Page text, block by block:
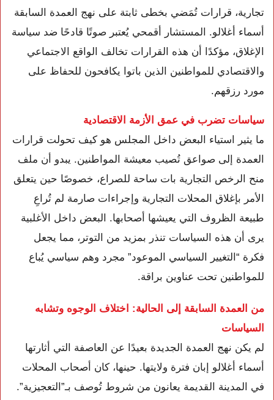
تجارية، قرارات تُمَضي بخطى ثابتة على نهج العمدة السابقة
أسماء أغلالو. المستشار أقمحي يُعتبر صوتًا قادحًا ضد سياسة
الإغلاق، مؤكدًا أن هذه القرارات تخالف الواقع الاجتماعي
والاقتصادي للمواطنين الذين باتوا يكافحون للحفاظ على
مورد رزقهم.
سياسات تضرب في عمق الأزمة الاقتصادية
ما يثير استياء البعض داخل المجلس هو كيف تحولت قرارات
العمدة إلى صواعق تُصيب معيشة المواطنين. يبدو أن ملف
منح الرخص التجارية بات ساحة للصراع، خصوصًا حين يتعلق
الأمر بإغلاق المحلات التجارية وإجراءات صارمة لم تُراعِ
طبيعة الظروف التي يعيشها أصحابها. البعض داخل الأغلبية
يرى أن هذه السياسات تنذر بمزيد من التوتر، مما يجعل
فكرة “التغيير السياسي الموعود” مجرد وهم سياسي يُباع
للمواطنين تحت عناوين براقة.
من العمدة السابقة إلى الحالية: اختلاف الوجوه وتشابه
السياسات
لم يكن نهج العمدة الجديدة بعيدًا عن العاصفة التي أثارتها
أسماء أغلالو إبان فترة ولايتها. حينها، كان أصحاب المحلات
في المدينة القديمة يعانون من شروط تُوصف بـ”التعجيزية”.